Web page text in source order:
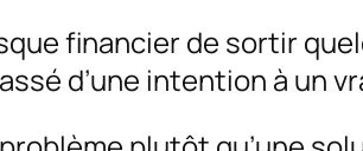
financier de sortir
d’une intention à un